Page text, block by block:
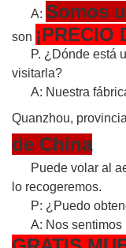
A: Somos
son ¡PRECIO
P. ¿Dónde está
visitarla?
A: Nuestra
Quanzhou,
de China
Puede volar al
lo recogeremos.
P: ¿Puedo
A: Nos sentimos